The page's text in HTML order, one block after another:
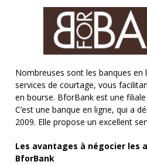
Nombreuses sont les banques en
services de courtage, vous
en bourse. BforBankest une
C’est une banque en ligne, qui a
2009. Elle propose un excellent
Les avantages à négocier les
BforBank